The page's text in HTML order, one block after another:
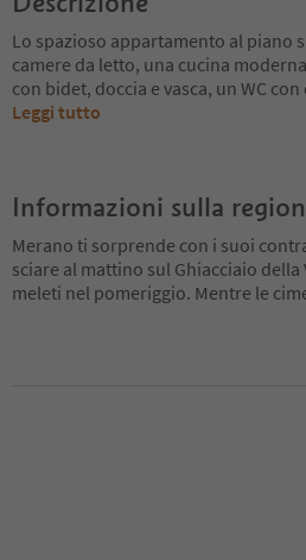
Lo spazioso appartamento al piano
camere da letto, una cucina
con bidet, doccia e vasca, un WC
Leggi tutto
Informazioni sulla
Merano ti sorprende con i suoi
sciare al mattino sul Ghiacciaio della
meleti nel pomeriggio. Mentre le